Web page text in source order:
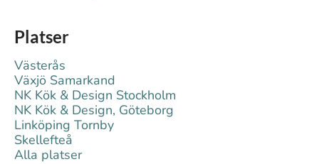
Platser
Västerås
Växjö Samarkand
NK Kök & Design Stockholm
NK Kök & Design, Göteborg
Linköping Tornby
Skellefteå
Alla platser